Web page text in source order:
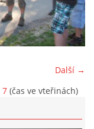
Další →
7 (čas ve vteřinách)